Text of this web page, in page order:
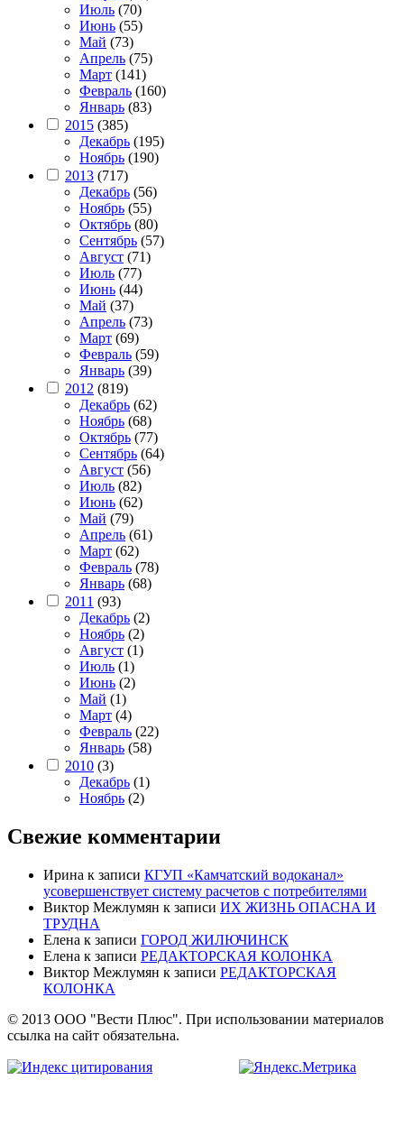
Июль (70)
Июнь (55)
Май (73)
Апрель (75)
Март (141)
Февраль (160)
Январь (83)
2015 (385)
Декабрь (195)
Ноябрь (190)
2013 (717)
Декабрь (56)
Ноябрь (55)
Октябрь (80)
Сентябрь (57)
Август (71)
Июль (77)
Июнь (44)
Май (37)
Апрель (73)
Март (69)
Февраль (59)
Январь (39)
2012 (819)
Декабрь (62)
Ноябрь (68)
Октябрь (77)
Сентябрь (64)
Август (56)
Июль (82)
Июнь (62)
Май (79)
Апрель (61)
Март (62)
Февраль (78)
Январь (68)
2011 (93)
Декабрь (2)
Ноябрь (2)
Август (1)
Июль (1)
Июнь (2)
Май (1)
Март (4)
Февраль (22)
Январь (58)
2010 (3)
Декабрь (1)
Ноябрь (2)
Свежие комментарии
Ирина к записи КГУП «Камчатский водоканал»
усовершенствует систему расчетов с потребителями
Виктор Межлумян к записи ИХ ЖИЗНЬ ОПАСНА И
ТРУДНА
Елена к записи ГОРОД ЖИЛЮЧИНСК
Елена к записи РЕДАКТОРСКАЯ КОЛОНКА
Виктор Межлумян к записи РЕДАКТОРСКАЯ
КОЛОНКА
© 2013 ООО "Вести Плюс". При использовании материалов
ссылка на сайт обязательна.